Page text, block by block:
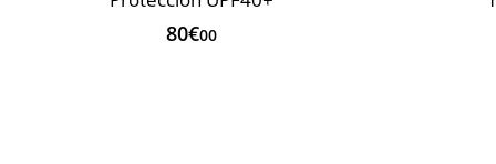
80€00